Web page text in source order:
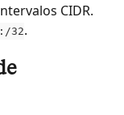
CIDR.
32.